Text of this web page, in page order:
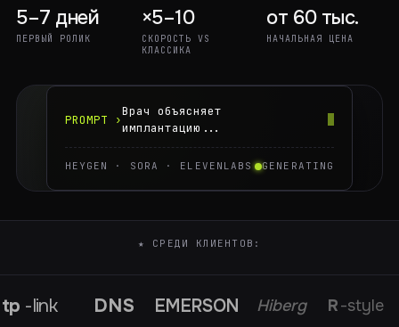
5–7 дней
ПЕРВЫЙ РОЛИК
×5–10
СКОРОСТЬ VS
КЛАССИКА
от 60 тыс.
НАЧАЛЬНАЯ ЦЕНА
PROMPT ›
Врач объясняет
имплантацию...
HEYGEN · SORA · ELEVENLABS GENERATING
★ СРЕДИ КЛИЕНТОВ:
tp -link DNS EMERSON Hiberg R-style